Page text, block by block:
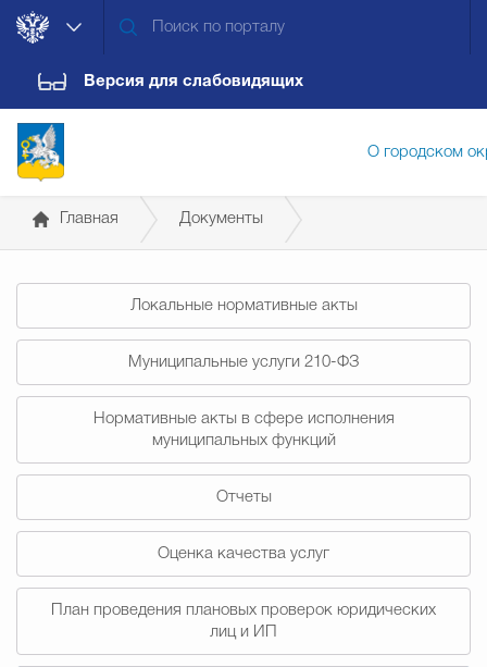
Версия для слабовидящих
О городском
Дума городского округа
Новости Обращения граждан
Противодействие
Главная Документы
Локальные нормативные акты
Муниципальные услуги 210-ФЗ
Нормативные акты в сфере исполнения
муниципальных функций
Отчеты
Оценка качества услуг
План проведения плановых проверок юридических
лиц и ИП